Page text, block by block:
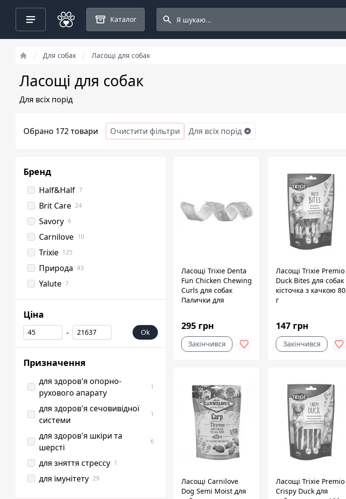
Каталог
Search projects
Для собак Ласощі для собак
Ласощі для собак
Для всіх порід
Обрано 172 товари Очистити фільтри Для всіх порід
Ласощі Trixie Denta
Fun Chicken Chewing
Curls для собак
Палички для
куркою 15 см 110 г 3
шт
295 грн
Закінчився
Ласощі Trixie Premio
Duck Bites для собак
кісточка з качкою 80
г
147 грн
Закінчився
Ласощі Carnilove
Dog Semi Moist для
Ласощі Trixie Premio
Crispy Duck для
Бренд
Half&Half 7
Brit Care 24
Savory 6
Carnilove 10
Trixie 125
Природа 43
Yalute 7
Ціна
- Ok
Призначення
для здоров'я опорно-
рухового апарату
1
для здоров'я сечовивідної
системи
1
для здоров'я шкіри та
шерсті
6
для зняття стрессу 1
для імунітету 29